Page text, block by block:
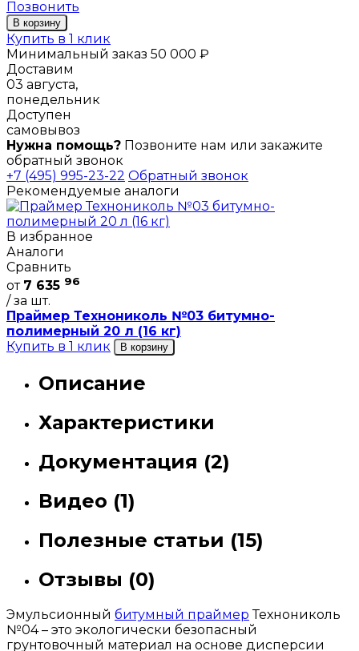
Позвонить
В корзину
Купить в 1 клик
Минимальный заказ 50 000 ₽
Доставим
03 августа,
понедельник
Доступен
самовывоз
Нужна помощь? Позвоните нам или закажите
обратный звонок
+7 (495) 995-23-22 Обратный звонок
Рекомендуемые аналоги
В избранное
Аналоги
Сравнить
от 7 635 96
/ за шт.
Праймер Технониколь №03 битумно-
полимерный 20 л (16 кг)
Купить в 1 клик
В корзину
Описание
Характеристики
Документация (2)
Видео (1)
Полезные статьи (15)
Отзывы (0)
Эмульсионный битумный праймер Технониколь
№04 – это экологически безопасный
грунтовочный материал на основе дисперсии